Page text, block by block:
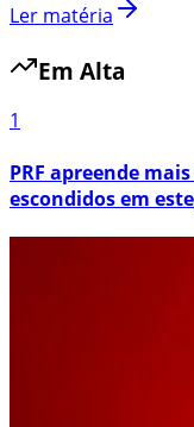
Ler matéria
Em Alta
1
PRF apreende
escondidos em